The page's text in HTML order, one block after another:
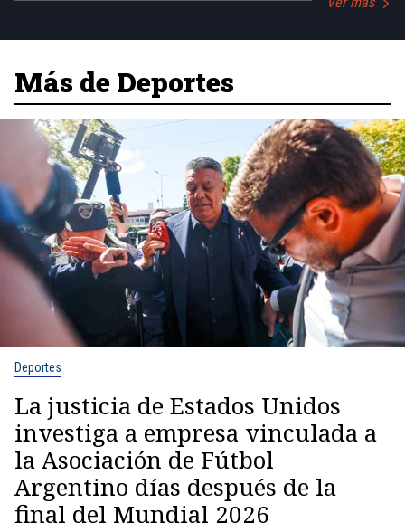
Más de Deportes
Deportes
La justicia de Estados Unidos
investiga a empresa vinculada a
la Asociación de Fútbol
Argentino días después de la
final del Mundial 2026